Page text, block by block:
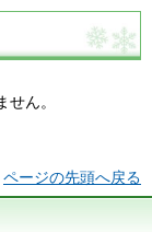
ん。
ページの先頭へ戻る